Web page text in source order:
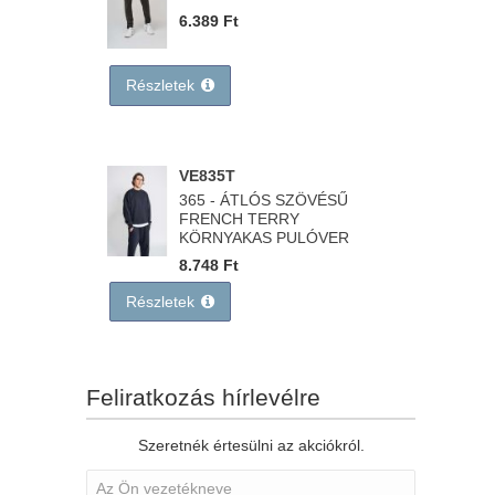
6.389 Ft
Részletek
VE835T
365 - ÁTLÓS SZÖVÉSŰ
FRENCH TERRY
KÖRNYAKAS PULÓVER
8.748 Ft
Részletek
Feliratkozás hírlevélre
Szeretnék értesülni az akciókról.